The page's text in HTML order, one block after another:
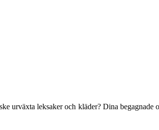
urväxta leksaker och kläder? Dina